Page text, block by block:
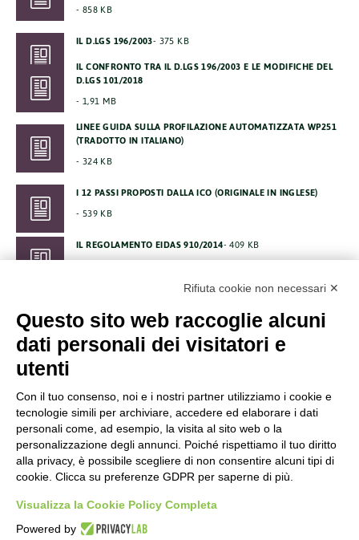
858 KB
IL D.LGS 196/2003 375 KB
IL CONFRONTO TRA IL D.LGS 196/2003 E LE MODIFICHE DEL
D.LGS 101/2018
1,91 MB
LINEE GUIDA SULLA PROFILAZIONE AUTOMATIZZATA WP251
(TRADOTTO IN ITALIANO)
324 KB
I 12 PASSI PROPOSTI DALLA ICO (ORIGINALE IN INGLESE)
539 KB
IL REGOLAMENTO EIDAS 910/2014 409 KB
MODELLO ORGANIZZATIVO PRIVACYLAB 624 KB
Società soggetta alla Direzione
e Coordinamento di Tinexta
S.p.A.
CORPORATE
Certificazioni
Informativa Sulla Privacy
Rifiuta cookie non necessari ✕
Questo sito web raccoglie alcuni
dati personali dei visitatori e
utenti
Con il tuo consenso, noi e i nostri partner utilizziamo i cookie e
tecnologie simili per archiviare, accedere ed elaborare i dati
personali come, ad esempio, la visita al sito web o la
personalizzazione degli annunci. Poiché rispettiamo il tuo diritto
alla privacy, è possibile scegliere di non consentire alcuni tipi di
cookie. Clicca su preferenze GDPR per saperne di più.
Visualizza la Cookie Policy Completa
Powered by